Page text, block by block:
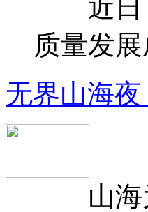
近日，
质量发
无界山海
山海为